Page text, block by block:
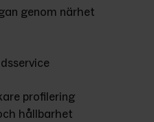
genom närhet
profilering
hållbarhet